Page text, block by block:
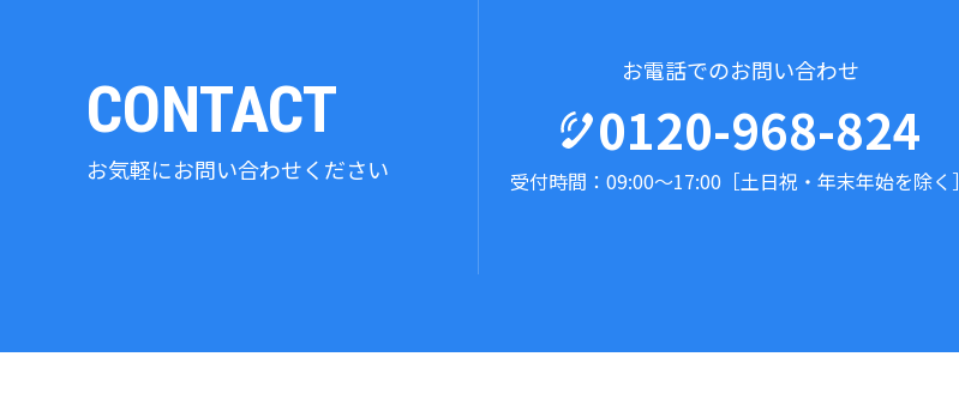
CONTACT
お気軽にお問い合わせください
お電話でのお問い合わせ
0120-968-824
受付時間：09:00～17:00 ［土日祝・年末年始を除く］